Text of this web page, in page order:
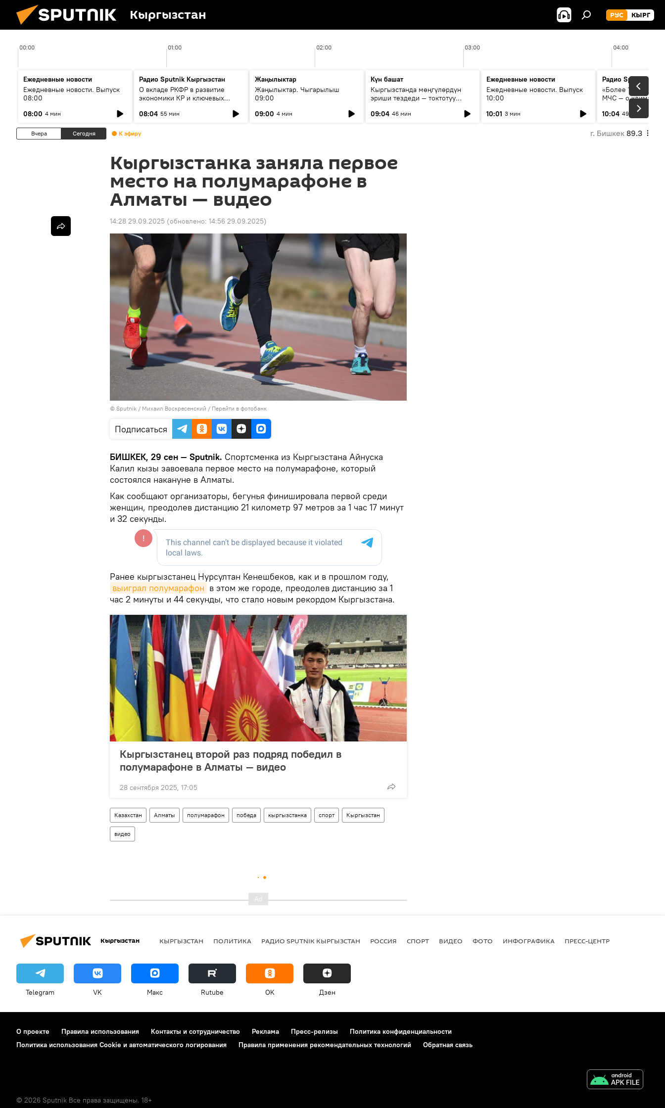
Кыргызстан РУС КЫРГ
00:00 01:00 02:00 03:00 04:00
Ежедневные новости
Ежедневные новости. Выпуск
08:00
08:00 4 мин
Радио Sputnik Кыргызстан
О вкладе РКФР в развитие
экономики КР и ключевых
08:04 55 мин
Жаңылыктар
Жаңылыктар. Чыгарылыш
09:00
09:00 4 мин
Күн башат
Кыргызстанда мөңгүлөрдүн
эриши тездеди — токтотуу
09:04 46 мин
Ежедневные новости
Ежедневные новости. Выпуск
10:00
10:01 3 мин
Радио Sputnik
«Более 1200 сёл в
МЧС — о климате,
системе
населения
10:04 49 мин
Вчера Сегодня К эфиру г. Бишкек 89.3
Кыргызстанка заняла первое
место на полумарафоне в
Алматы — видео
14:28 29.09.2025 (обновлено: 14:56 29.09.2025)
© Sputnik / Михаил Воскресенский / Перейти в фотобанк
Подписаться
БИШКЕК, 29 сен — Sputnik. Спортсменка из Кыргызстана Айнуска
Калил кызы завоевала первое место на полумарафоне, который
состоялся накануне в Алматы.
Как сообщают организаторы, бегунья финишировала первой среди
женщин, преодолев дистанцию 21 километр 97 метров за 1 час 17 минут
и 32 секунды.
Ранее кыргызстанец Нурсултан Кенешбеков, как и в прошлом году,
выиграл полумарафон в этом же городе, преодолев дистанцию за 1
час 2 минуты и 44 секунды, что стало новым рекордом Кыргызстана.
Кыргызстанец второй раз подряд победил в
полумарафоне в Алматы — видео
28 сентября 2025, 17:05
Казахстан Алматы полумарафон победа кыргызстанка спорт Кыргызстан
видео
Кыргызстан КЫРГЫЗСТАН ПОЛИТИКА РАДИО SPUTNIK КЫРГЫЗСТАН РОССИЯ СПОРТ ВИДЕО ФОТО ИНФОГРАФИКА ПРЕСС-ЦЕНТР
Telegram VK Макс Rutube OK Дзен
О проекте Правила использования Контакты и сотрудничество Реклама Пресс-релизы
Политика конфиденциальности
Политика использования Cookie и автоматического логирования
Правила применения рекомендательных технологий Обратная связь
© 2026 Sputnik Все права защищены. 18+